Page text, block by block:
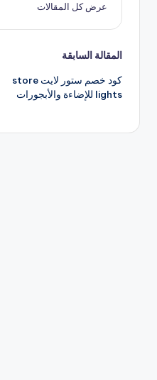
عرض كل المقالات
تصفّح
المقالات
المقالة السابقة
كود خصم ستور لايت store
lights للإضاءة والأبجورات